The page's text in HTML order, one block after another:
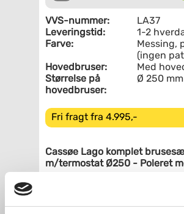
VVS-nummer:
LA37
Leveringstid:
1-2
Farve:
Messing,
(ingen
Hovedbruser:
Med
Størrelse på
hovedbruser:
Ø 250 mm
Fri fragt fra 4.995,-
Cassøe Lago komplet
m/termostat Ø250 - Poleret
blank messing fra Cassøe. Det